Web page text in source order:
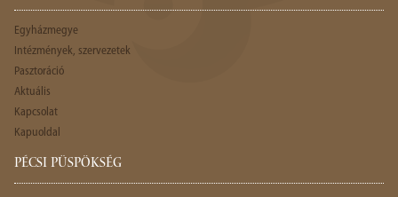
Egyházmegye
Intézmények, szervezetek
Pasztoráció
Aktuális
Kapcsolat
Kapuoldal
PÉCSI PÜSPÖKSÉG